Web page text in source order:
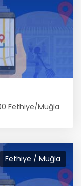
Fethiye/Muğla
Fethiye / Muğla